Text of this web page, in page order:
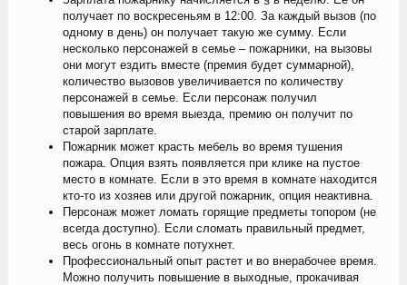
получает по воскресеньям в 12:00. За каждый вызов (по
одному в день) он получает такую же сумму. Если
несколько персонажей в семье – пожарники, на вызовы
они могут ездить вместе (премия будет суммарной),
количество вызовов увеличивается по количеству
персонажей в семье. Если персонаж получил
повышения во время выезда, премию он получит по
старой зарплате.
Пожарник может красть мебель во время тушения
пожара. Опция взять появляется при клике на пустое
место в комнате. Если в это время в комнате находится
кто-то из хозяев или другой пожарник, опция неактивна.
Персонаж может ломать горящие предметы топором (не
всегда доступно). Если сломать правильный предмет,
весь огонь в комнате потухнет.
Профессиональный опыт растет и во внерабочее время.
Можно получить повышение в выходные, прокачивая